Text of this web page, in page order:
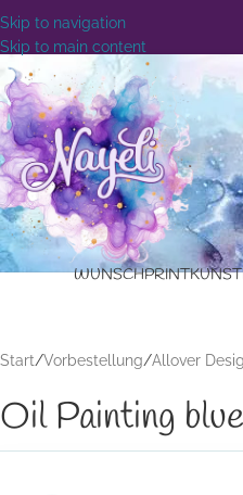
Skip to navigation
Skip to main content
WUNSCHPRINT
Start/Vorbestellung/Allover
Oil Painting